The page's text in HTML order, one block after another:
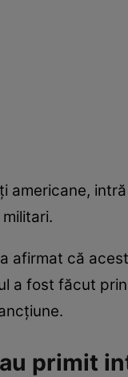
americane,
afirmat că
a fost făcut
primit